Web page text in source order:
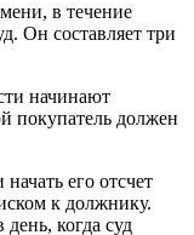
в течение
Он составляет три
начинают
покупатель должен
его отсчет
к должнику.
день, когда суд